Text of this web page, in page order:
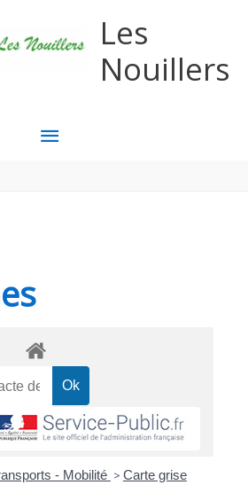
Les
Nouillers
MENU
- Mobilité > Carte grise